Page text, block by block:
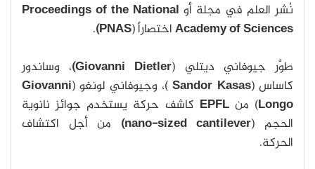
نُشر العلم في مجلة أو Proceedings of the National
Academy of Sciencesاختصاراً (PNAS)
.
طوَّر جيوفاني ديتلي (Giovanni Dietler) ، وساندور
كاساس (Sandor Kasas)، وجيوفاني لونغو (Giovanni
Longo) منEPFL كاشف حركة يستخدم جوائز نانوية
الحجم (nano-sized cantilever)
من أجل اكتشاف
الحركة.